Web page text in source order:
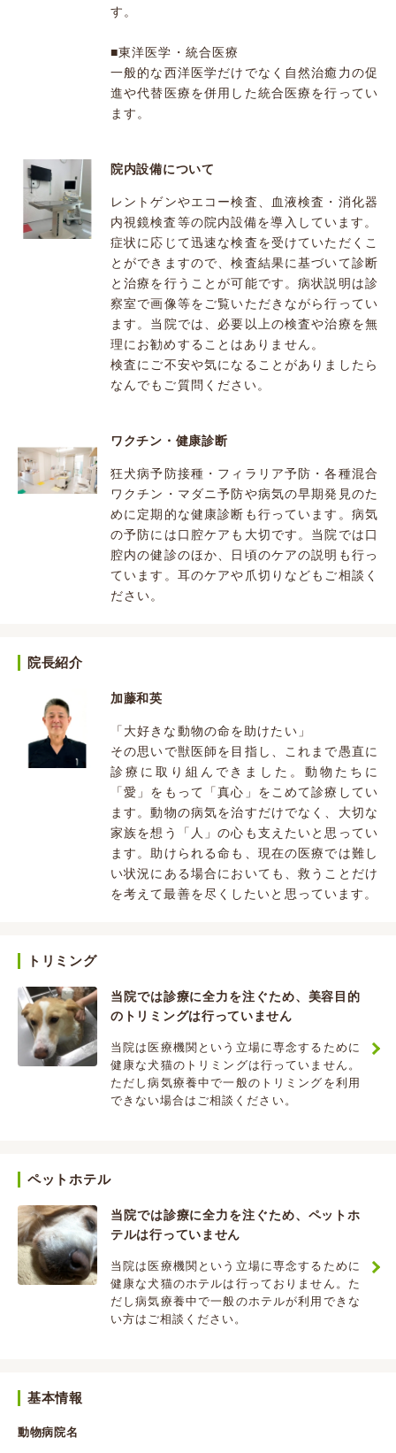
す。
■東洋医学・統合医療
一般的な西洋医学だけでなく自然治癒力の促
進や代替医療を併用した統合医療を行ってい
ます。
院内設備について
レントゲンやエコー検査、血液検査・消化器
内視鏡検査等の院内設備を導入しています。
症状に応じて迅速な検査を受けていただくこ
とができますので、検査結果に基づいて診断
と治療を行うことが可能です。病状説明は診
察室で画像等をご覧いただきながら行ってい
ます。当院では、必要以上の検査や治療を無
理にお勧めすることはありません。
検査にご不安や気になることがありましたら
なんでもご質問ください。
ワクチン・健康診断
狂犬病予防接種・フィラリア予防・各種混合
ワクチン・マダニ予防や病気の早期発見のた
めに定期的な健康診断も行っています。病気
の予防には口腔ケアも大切です。当院では口
腔内の健診のほか、日頃のケアの説明も行っ
ています。耳のケアや爪切りなどもご相談く
ださい。
院長紹介
加藤和英
「大好きな動物の命を助けたい」
その思いで獣医師を目指し、これまで愚直に
診療に取り組んできました。動物たちに
「愛」をもって「真心」をこめて診療してい
ます。動物の病気を治すだけでなく、大切な
家族を想う「人」の心も支えたいと思ってい
ます。助けられる命も、現在の医療では難し
い状況にある場合においても、救うことだけ
を考えて最善を尽くしたいと思っています。
トリミング
当院では診療に全力を注ぐため、美容目的
のトリミングは行っていません
当院は医療機関という立場に専念するために
健康な犬猫のトリミングは行っていません。
ただし病気療養中で一般のトリミングを利用
できない場合はご相談ください。
ペットホテル
当院では診療に全力を注ぐため、ペットホ
テルは行っていません
当院は医療機関という立場に専念するために
健康な犬猫のホテルは行っておりません。た
だし病気療養中で一般のホテルが利用できな
い方はご相談ください。
基本情報
動物病院名